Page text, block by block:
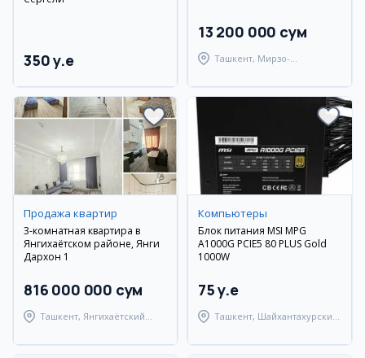
350 y.e
13 200 000 сум
Ташкент, Мирзо-
Продажа квартир
3-комнатная квартира в
Янгихаётском районе, Янги
Дархон 1
816 000 000 сум
Ташкент, Янгихаётский
Компьютеры
Блок питания MSI MPG
A1000G PCIE5 80 PLUS Gold
1000W
75 y.e
Ташкент, Шайхантахурский